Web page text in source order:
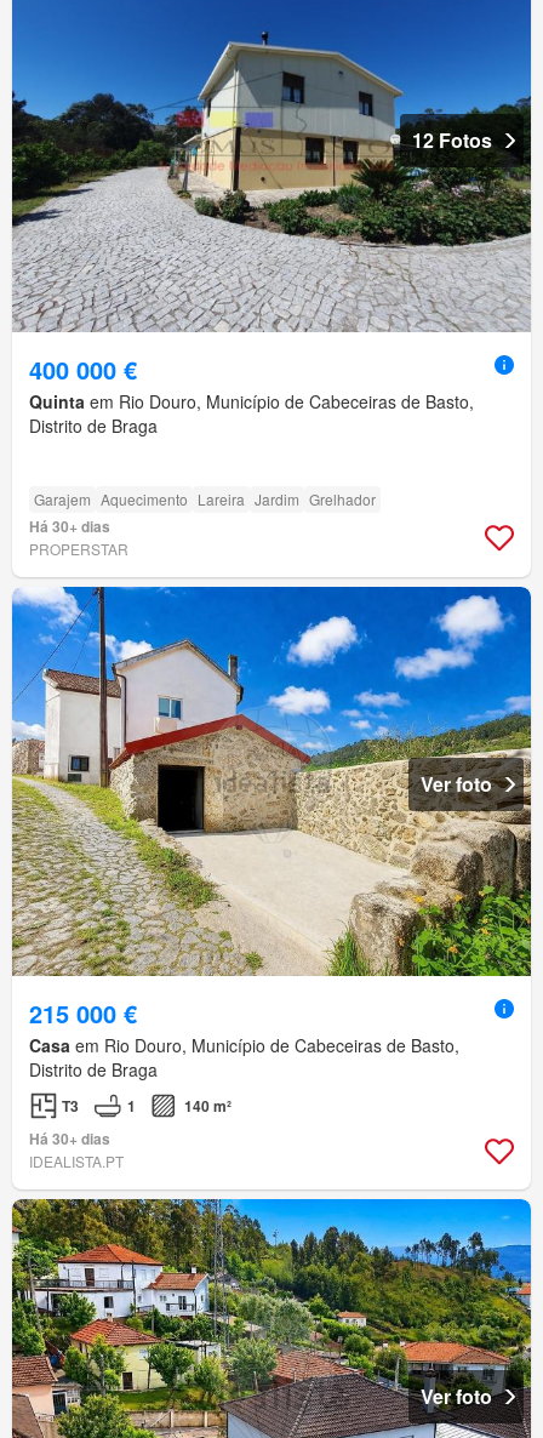
12 Fotos
400 000 €
Quinta em Rio Douro, Município de Cabeceiras de Basto,
Distrito de Braga
Garajem Aquecimento Lareira Jardim Grelhador
Há 30+ dias
PROPERSTAR
Ver foto
215 000 €
Casa em Rio Douro, Município de Cabeceiras de Basto,
Distrito de Braga
T3 1
140 m²
Há 30+ dias
IDEALISTA.PT
Ver foto